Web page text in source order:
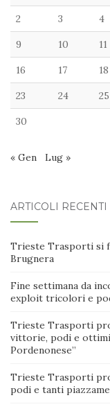
2 3 4
9 10 11
16 17 18
23 24 25
30
« Gen Lug »
ARTICOLI RECENTI
Trieste Trasporti si
Brugnera
Fine settimana da
exploit tricolori e
Trieste Trasporti
vittorie, podi e
Pordenonese”
Trieste Trasporti
podi e tanti